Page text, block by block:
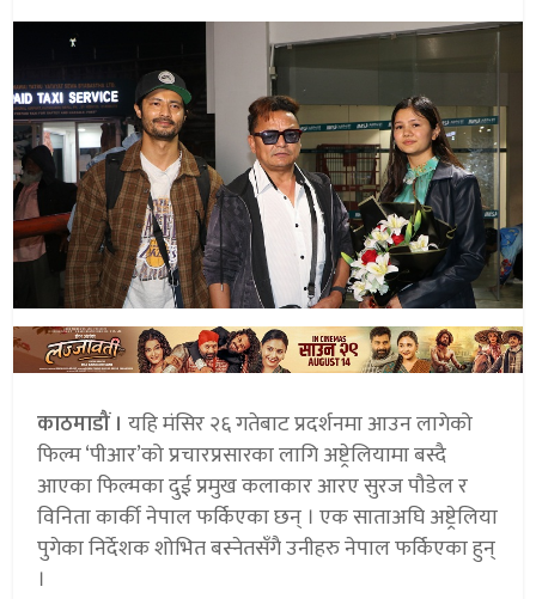
काठमाडौं । यहि मंसिर २६ गतेबाट प्रदर्शनमा आउन लागेको
फिल्म ‘पीआर’को प्रचारप्रसारका लागि अष्ट्रेलियामा बस्दै
आएका फिल्मका दुई प्रमुख कलाकार आरए सुरज पौडेल र
विनिता कार्की नेपाल फर्किएका छन् । एक साताअघि अष्ट्रेलिया
पुगेका निर्देशक शोभित बस्नेतसँगै उनीहरु नेपाल फर्किएका हुन्
।